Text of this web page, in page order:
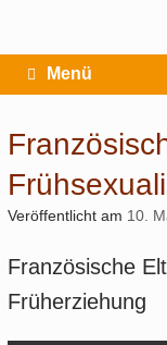
springen
Menü
Veröffentlicht am 10.
Französische
Früherziehung